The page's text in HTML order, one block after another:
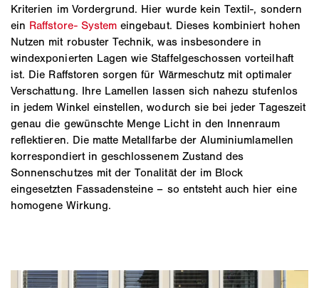
Kriterien im Vordergrund. Hier wurde kein Textil-, sondern
ein Raffstore- System eingebaut. Dieses kombiniert hohen
Nutzen mit robuster Technik, was insbesondere in
windexponierten Lagen wie Staffelgeschossen vorteilhaft
ist. Die Raffstoren sorgen für Wärmeschutz mit optimaler
Verschattung. Ihre Lamellen lassen sich nahezu stufenlos
in jedem Winkel einstellen, wodurch sie bei jeder Tageszeit
genau die gewünschte Menge Licht in den Innenraum
reflektieren. Die matte Metallfarbe der Aluminiumlamellen
korrespondiert in geschlossenem Zustand des
Sonnenschutzes mit der Tonalität der im Block
eingesetzten Fassadensteine – so entsteht auch hier eine
homogene Wirkung.